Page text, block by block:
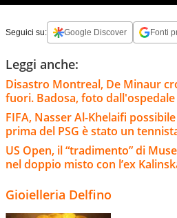
Seguici su: Google Discover Fonti
Leggi anche:
Disastro Montreal, De Minaur
fuori. Badosa, foto
FIFA, Nasser Al-Khelaifi
prima del PSG è stato un
US Open, il “tradimento” di
nel doppio misto con l’ex
Gioielleria Delfino